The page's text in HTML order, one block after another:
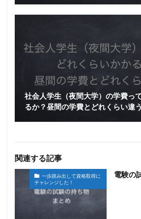
社会人学生（夜間大学）の学費っ
るか？昼間の学費とどれくらい違
関連する記事
一歩踏み出して資格取得に
チャレンジした！
電験の